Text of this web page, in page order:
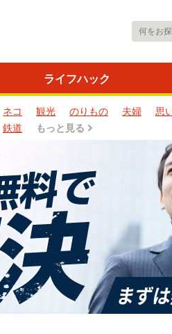
ライフハック
ネコ 観光 のりもの 夫婦 思
鉄道 もっと見る